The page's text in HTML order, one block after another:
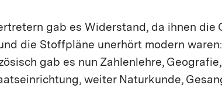
gab es Widerstand, da ihnen die
die Stoffpläne unerhört modern
gab es nun Zahlenlehre,
weiter Naturkunde,